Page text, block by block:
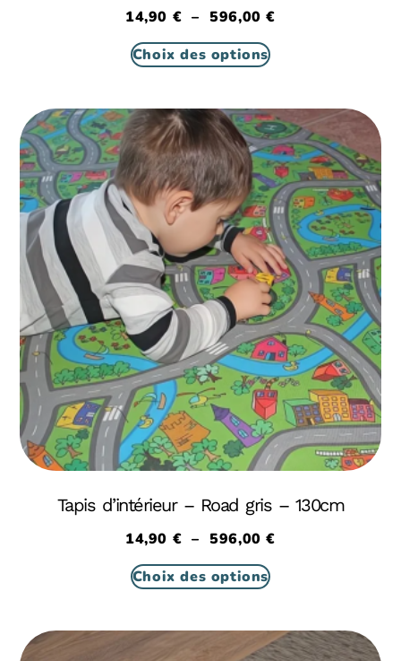
14,90 € – 596,00€
Choix des options
Tapis d’intérieur – Road gris – 130cm
14,90 € – 596,00€
Choix des options